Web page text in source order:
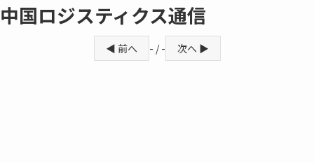
中国ロジスティクス通信
◀ 前へ - / - 次へ ▶